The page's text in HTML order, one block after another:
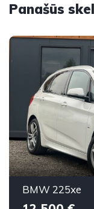
Panašūs
BMW 225xe